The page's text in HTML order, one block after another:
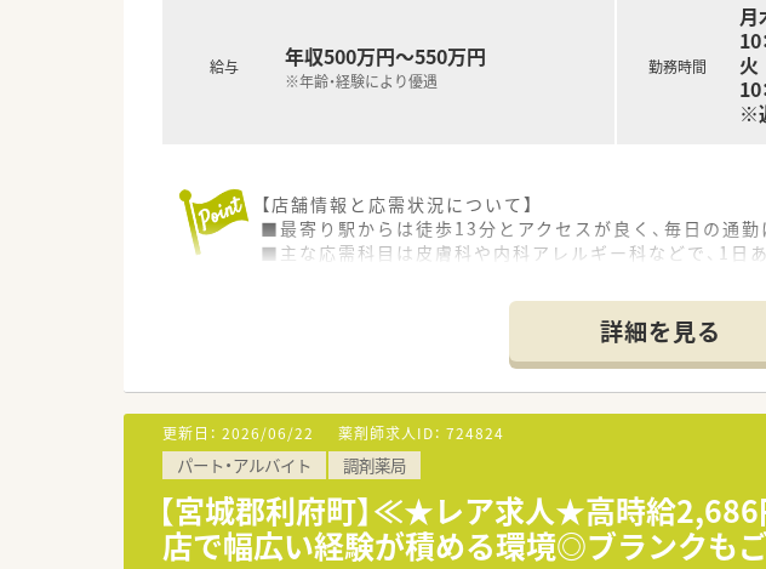
給与 年収500万円～550万円
※年齢・経験により優遇
勤務時間
月
10
火
10
※
【店舗情報と応需状況について】
■最寄り駅からは徒歩13分とアクセスが良く、毎日の通
■主な応需科目は皮膚科や内科アレルギー科などで、1日
■今回は店舗の体制強化を目的とした増員募集でです。
■地域密着型の店舗運営を目指しており、患者様に笑顔
■若手スタッフの育成にも関心があり、周囲と協力しな
【法人特徴について】
■地域密着型の薬局を目指しており、日々の業務において
■明るく元気に過ごしていただくための健康に関するア
■日々の活動で常に心がけていることは、笑顔で挨拶し、
詳細を見る
更新日： 2026/06/22 薬剤師求人ID： 724824
パート・アルバイト 調剤薬局
【宮城郡利府町】≪★レア求人★高時給
店で幅広い経験が積める環境◎ブランクもご